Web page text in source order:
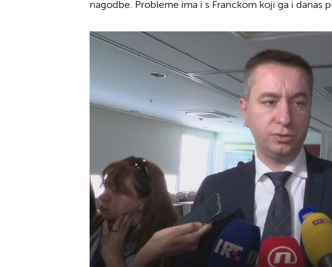
nagodbe. Probleme ima i s Franckom koji ga i danas